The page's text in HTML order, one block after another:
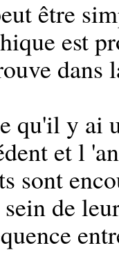
être
est
qu'il y ai
et l
sont
de